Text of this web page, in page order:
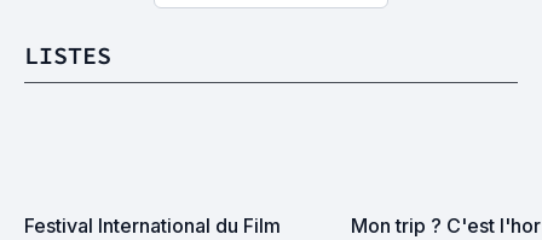
LISTES
Festival International du Film
Mon trip ? C'est